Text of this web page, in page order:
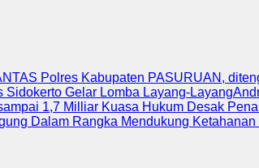
Polres Kabupaten PASURUAN,
Gelar Lomba Layang-Layang
1,7 Milliar Kuasa Hukum Desak
Dalam Rangka Mendukung Ketahanan